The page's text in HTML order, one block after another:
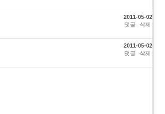
2011-05-02
댓글
삭제
2011-05-02
댓글
삭제